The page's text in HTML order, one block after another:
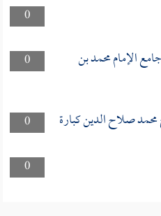
0
0
الإمام محمد بن
0
صلاح الدين كبارة
0